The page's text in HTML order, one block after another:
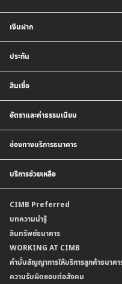
เงินฝาก
บัญชีเงินฝากประจำ
บัญชีเงินฝากกระแสรายวัน
บัญชีเงินฝากเงินตราต่างประเทศ
ตารางเปรียบเทียบผลิตภัณฑ์
ประกัน
ประกันวินาศภัย
สินเชื่อ
สินเชื่อบ้าน
สินเชื่อบ้านแลกเงินและสินเชื่ออเนกประ
อัตราและค่าธรรมเนียม
อัตราดอกเบี้ยเงินฝาก
อัตราดอกเบี้ยเงินฝากลูกค้าสถาบัน
อัตราดอกเบี้ยบัญชีเงินฝากเงินตราต่างป
อัตราดอกเบี้ยเงินกู้
กำหนดระยะเวลาการขายหรือฝากเงินได้
ค่าธรรมเนียม
อัตราค่าธรรมเนียมการฝากถอนบัญชีเงิน
ข้อกำหนดบัญชีเงินฝาก
เงื่อนไขและค่าธรรมเนียมที่เกี่ยวกับการ
บริการฝากเงินเข้าบัญชีธนาคาร ซีไอเอ็
ช่องทางบริการธนาคาร
CIMB THAI Connect
บริการแจ้งเตือนผ่าน SMS
พร้อมเพย์
บริการเปิดบัญชีด้วยการยืนยันตัวตนรูป
การขอและรับส่งข้อมูลรายการเคลื่อนไ
ธนาคาร (dStatement)
บริการยืนยันตัวตนรูปแบบดิจิทัล
บริการช่วยเหลือ
สาขาธนาคาร
ข้อมูลคุณภาพการให้บริการ
คำมั่นสัญญาการให้บริการลูกค้าธนาคาร ซี
Form Download Center
CIMB Preferred
บทความน่ารู้
สินทรัพย์ธนาคาร
WORKING AT CIMB
คำมั่นสัญญาการให้บริการลูกค้าธนาคา
ความรับผิดชอบต่อสังคม